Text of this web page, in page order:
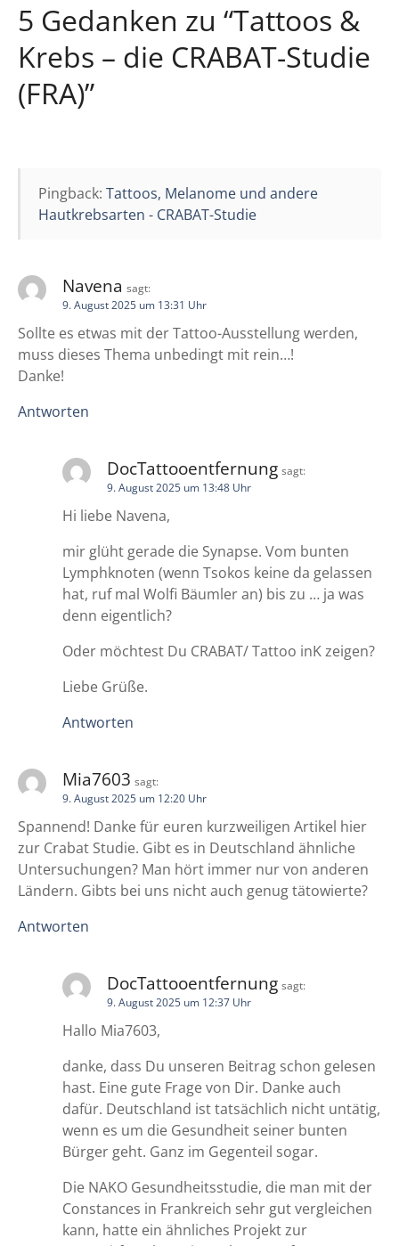
r
a
g
n
v
i
g
a
t
5 Gedanken zu “Tattoos &
Krebs – die CRABAT-Studie
(FRA)”
Pingback: Tattoos, Melanome und andere
Hautkrebsarten - CRABAT-Studie
Navena sagt:
9. August 2025 um 13:31 Uhr
Sollte es etwas mit der Tattoo-Ausstellung werden,
muss dieses Thema unbedingt mit rein…!
Danke!
Antworten
DocTattooentfernung sagt:
9. August 2025 um 13:48 Uhr
Hi liebe Navena,
mir glüht gerade die Synapse. Vom bunten
Lymphknoten (wenn Tsokos keine da gelassen
hat, ruf mal Wolfi Bäumler an) bis zu … ja was
denn eigentlich?
Oder möchtest Du CRABAT/ Tattoo inK zeigen?
Liebe Grüße.
Antworten
Mia7603 sagt:
9. August 2025 um 12:20 Uhr
Spannend! Danke für euren kurzweiligen Artikel hier
zur Crabat Studie. Gibt es in Deutschland ähnliche
Untersuchungen? Man hört immer nur von anderen
Ländern. Gibts bei uns nicht auch genug tätowierte?
Antworten
DocTattooentfernung sagt:
9. August 2025 um 12:37 Uhr
Hallo Mia7603,
danke, dass Du unseren Beitrag schon gelesen
hast. Eine gute Frage von Dir. Danke auch
dafür. Deutschland ist tatsächlich nicht untätig,
wenn es um die Gesundheit seiner bunten
Bürger geht. Ganz im Gegenteil sogar.
Die NAKO Gesundheitsstudie, die man mit der
Constances in Frankreich sehr gut vergleichen
kann, hatte ein ähnliches Projekt zur